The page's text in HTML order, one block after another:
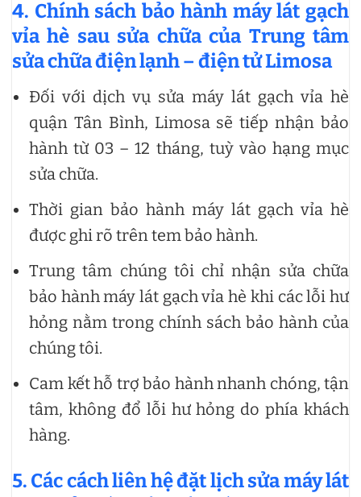
4. Chính sách bảo hành máy lát gạch
vỉa hè sau sửa chữa của Trung tâm
sửa chữa điện lạnh – điện tử Limosa
Đối với dịch vụ sửa máy lát gạch vỉa hè
quận Tân Bình, Limosa sẽ tiếp nhận bảo
hành từ 03 – 12 tháng, tuỳ vào hạng mục
sửa chữa.
Thời gian bảo hành máy lát gạch vỉa hè
được ghi rõ trên tem bảo hành.
Trung tâm chúng tôi chỉ nhận sửa chữa
bảo hành máy lát gạch vỉa hè khi các lỗi hư
hỏng nằm trong chính sách bảo hành của
chúng tôi.
Cam kết hỗ trợ bảo hành nhanh chóng, tận
tâm, không đổ lỗi hư hỏng do phía khách
hàng.
5. Các cách liên hệ đặt lịch sửa máy lát